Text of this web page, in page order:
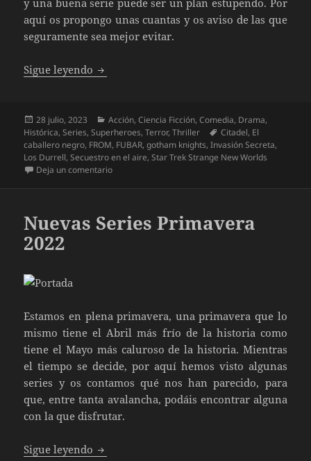
y una buena serie puede ser un plan estupendo. Por
aquí os propongo unas cuantas y os aviso de las que
seguramente sea mejor evitar.
Sigue leyendo Nuevas series. Especial Verano 2023
Publicado
el
28 julio, 2023 Categorías
Acción,Ciencia Ficción,Comedia, Drama,
Histórica,Series,Superheroes,Terror,Thriller Etiquetas
Citadel, El
caballero negro, FROM, FUBAR,gotham knights,Invasión Secreta,
Los Durrell,Secuestro en el aire,Star Trek Strange New Worlds
Deja un comentarioen Nuevas series. Especial Verano 2023
Nuevas Series Primavera
2022
Estamos en plena primavera, una primavera que lo
mismo tiene el Abril más frío de la historia como
tiene el Mayo más caluroso de la historia. Mientras
el tiempo se decide, por aquí hemos visto algunas
series y os contamos qué nos han parecido, para
que, entre tanta avalancha, podáis encontrar alguna
con la que disfrutar.
Sigue leyendo Nuevas Series Primavera 2022